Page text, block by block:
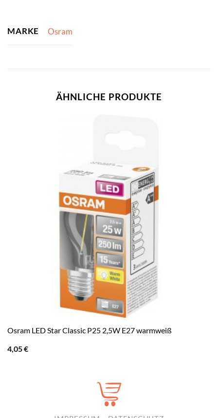
MARKE Osram
ÄHNLICHE PRODUKTE
Osram LED Star Classic P25 2,5W E27 warmweiß
4,05€